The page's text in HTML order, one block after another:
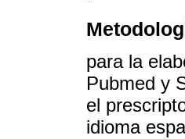
para la
Pubmed y
el
idioma